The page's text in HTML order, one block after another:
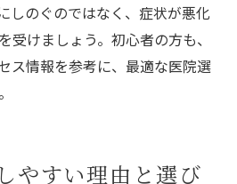
しのぐのではなく、症状が悪化
受けましょう。初心者の方も、
ス情報を参考に、最適な医院選
やすい理由と選び